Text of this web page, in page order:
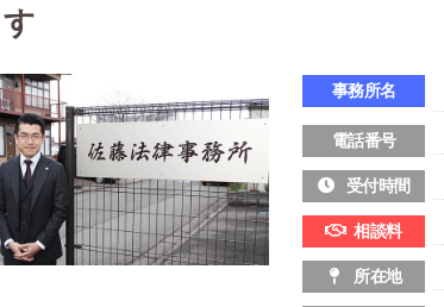
す
事務所名
電話番号
受付時間
相談料
所在地